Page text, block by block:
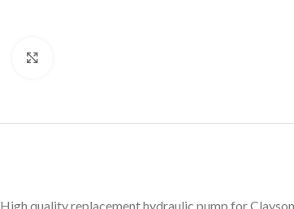
High quality replacement hydraulic pump for